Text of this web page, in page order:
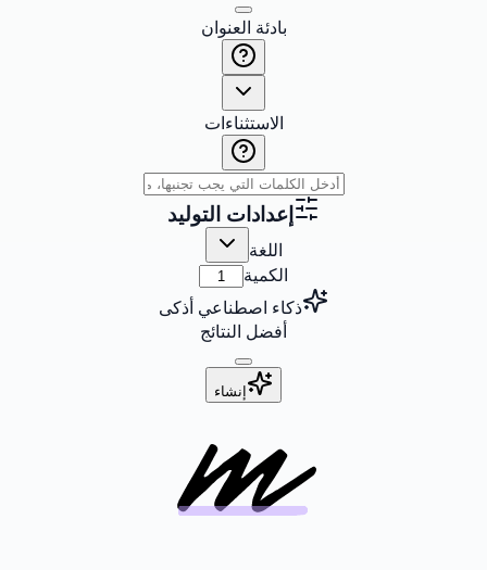
بادئة العنوان
الاستثناءات
إعدادات التوليد
اللغة
الكمية
ذكاء اصطناعي أذكى
أفضل النتائج
إنشاء